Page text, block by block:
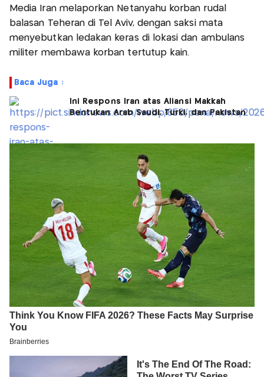
Media Iran melaporkan Netanyahu korban rudal
balasan Teheran di Tel Aviv, dengan saksi mata
menyebutkan ledakan keras di lokasi dan ambulans
militer membawa korban tertutup kain.
Baca Juga :
Ini Respons Iran atas Aliansi Makkah
Bentukan Arab Saudi, Turki, dan Pakistan